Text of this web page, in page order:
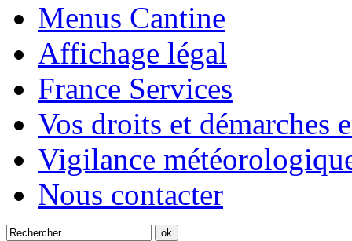
Menus Cantine
Affichage légal
France Services
Vos droits et démarches
Vigilance
Nous contacter